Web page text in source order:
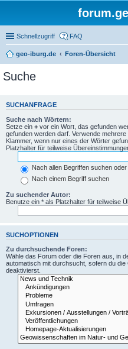
Schnellzugriff FAQ
geo-iburg.de Foren-Übersicht
Suche
SUCHANFRAGE
Suche nach Wörtern:
Setze ein + vor ein Wort, das gefunden
gefunden werden darf. Verwende
Klammer, wenn nur eines der Wörter
Platzhalter für teilweise
Nach allen Begriffen suchen
Nach einem Begriff suchen
Zu suchender Autor:
Benutze ein * als Platzhalter für teilweise
SUCHOPTIONEN
Zu durchsuchende Foren:
Wähle das Forum oder die Foren aus, in
automatisch mit durchsucht, sofern du
deaktivierst.